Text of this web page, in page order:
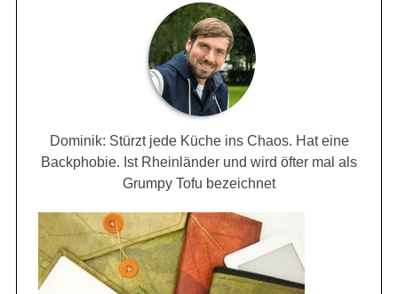
Dominik: Stürzt jede Küche ins Chaos. Hat eine
Backphobie. Ist Rheinländer und wird öfter mal als
Grumpy Tofu bezeichnet